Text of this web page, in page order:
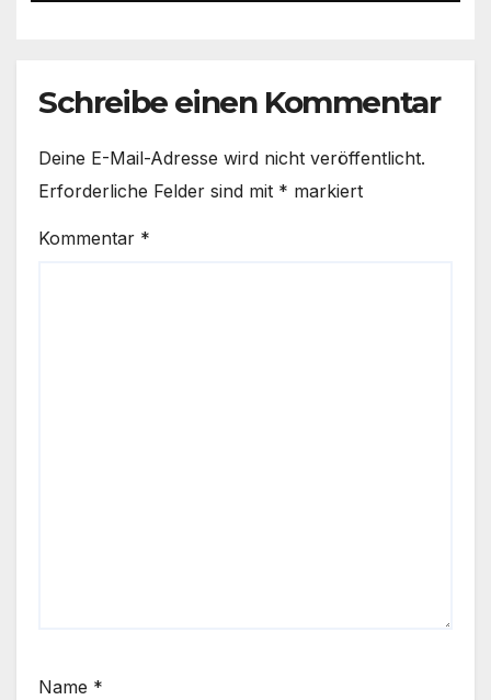
Schreibe einen Kommentar
Deine E-Mail-Adresse wird nicht veröffentlicht.
Erforderliche Felder sind mit * markiert
Kommentar *
Name *